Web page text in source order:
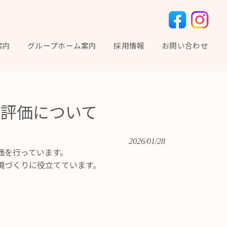
内 グループホーム案内 採用情報 お問い合わせ
価について
2026/01/28
行っています。
くりに役立てています。